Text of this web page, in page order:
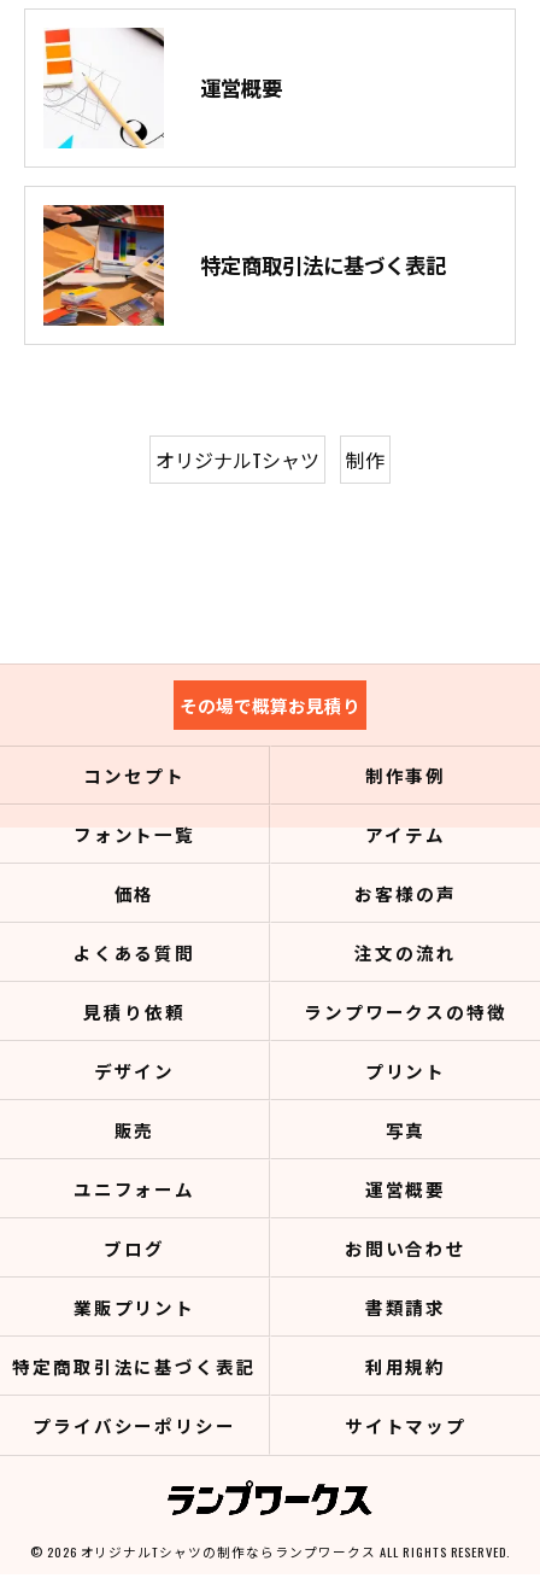
運営概要
特定商取引法に基づく表記
オリジナルTシャツ 制作
その場で概算お見積り
コンセプト 制作事例
フォント一覧 アイテム
価格 お客様の声
よくある質問 注文の流れ
見積り依頼 ランプワークスの特徴
デザイン プリント
販売 写真
ユニフォーム 運営概要
ブログ お問い合わせ
業販プリント 書類請求
特定商取引法に基づく表記 利用規約
プライバシーポリシー サイトマップ
© 2026 オリジナルTシャツの制作ならランプワークス ALL RIGHTS RESERVED.